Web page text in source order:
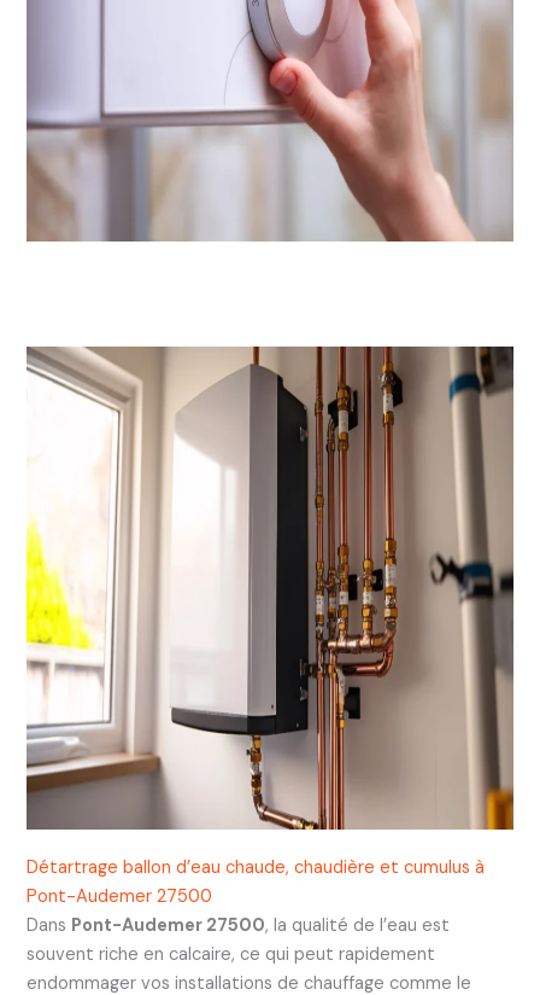
Détartrage ballon d’eau chaude, chaudière et cumulus à
Pont-Audemer 27500
Dans Pont-Audemer 27500, la qualité de l’eau est
souvent riche en calcaire, ce qui peut rapidement
endommager vos installations de chauffage comme le